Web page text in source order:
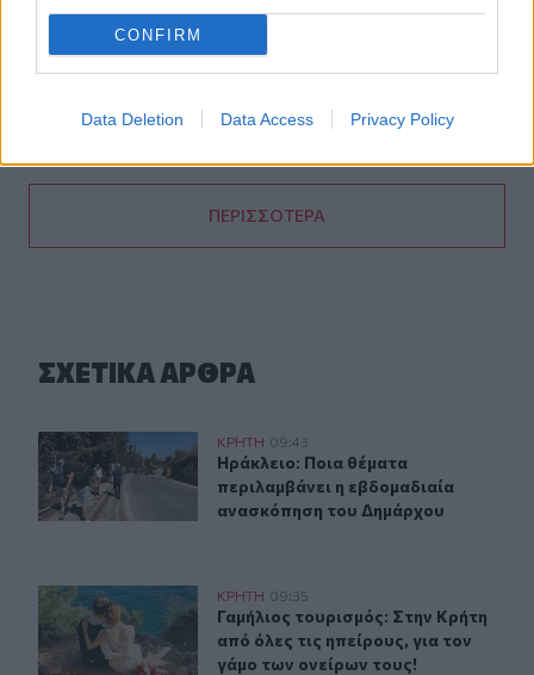
CONFIRM
Data Deletion Data Access Privacy Policy
Φωτιά σε εγκαταστάσεις της Aramco στη Σαουδική
Γερμανία: Επεκτείνεται η έρευνα για την αντιμετώπιση
ΠΕΡΙΣΣΟΤΕΡΑ
ΣΧΕΤΙΚA AΡΘΡΑ
Ηράκλειο: Ποια θέματα περιλαμβάνει η εβδομαδιαία
ΚΡΗΤΗ 09:43
Ηράκλειο: Ποια θέματα
Ηράκλειο: Ποια θέματα
περιλαμβάνει η εβδομαδιαία
ανασκόπηση του Δημάρχου
Γαμήλιος τουρισμός: Στην Κρήτη από όλες τις
ΚΡΗΤΗ 09:35
Γαμήλιος τουρισμός: Στην Κρήτη
Γαμήλιος τουρισμός: Στην Κρήτη
από όλες τις ηπείρους, για τον
γάμο των ονείρων τους!